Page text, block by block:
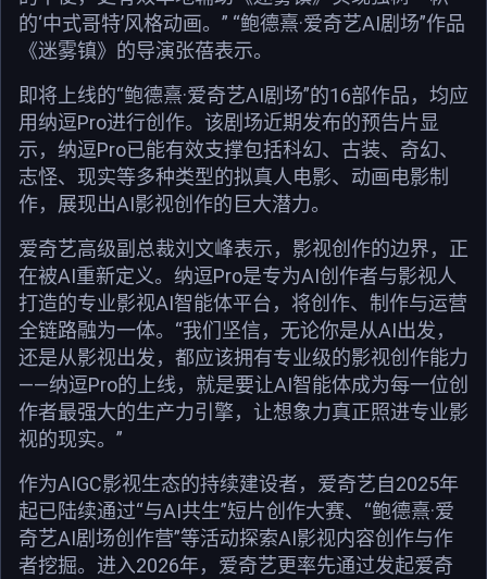
的‘中式哥特’风格动画。” “鲍德熹·爱奇艺AI剧场”作品
《迷雾镇》的导演张蓓表示。
即将上线的“鲍德熹·爱奇艺AI剧场”的16部作品，均应
用纳逗Pro进行创作。该剧场近期发布的预告片显
示，纳逗Pro已能有效支撑包括科幻、古装、奇幻、
志怪、现实等多种类型的拟真人电影、动画电影制
作，展现出AI影视创作的巨大潜力。
爱奇艺高级副总裁刘文峰表示，影视创作的边界，正
在被AI重新定义。纳逗Pro是专为AI创作者与影视人
打造的专业影视AI智能体平台，将创作、制作与运营
全链路融为一体。“我们坚信，无论你是从AI出发，
还是从影视出发，都应该拥有专业级的影视创作能力
——纳逗Pro的上线，就是要让AI智能体成为每一位创
作者最强大的生产力引擎，让想象力真正照进专业影
视的现实。”
作为AIGC影视生态的持续建设者，爱奇艺自2025年
起已陆续通过“与AI共生”短片创作大赛、“鲍德熹·爱
奇艺AI剧场创作营”等活动探索AI影视内容创作与作
者挖掘。进入2026年，爱奇艺更率先通过发起爱奇